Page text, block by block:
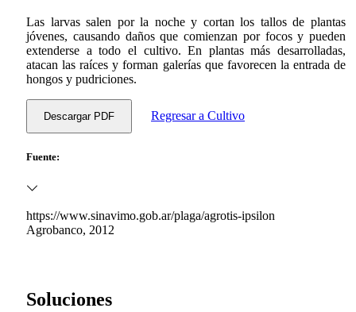
Las larvas salen por la noche y cortan los tallos de plantas
jóvenes, causando daños que comienzan por focos y pueden
extenderse a todo el cultivo. En plantas más desarrolladas,
atacan las raíces y forman galerías que favorecen la entrada de
hongos y pudriciones.
Descargar PDF Regresar a Cultivo
Fuente:
https://www.sinavimo.gob.ar/plaga/agrotis-ipsilon
Agrobanco, 2012
Soluciones